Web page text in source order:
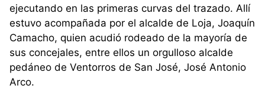
ejecutando en las primeras curvas del trazado. Allí
estuvo acompañada por el alcalde de Loja, Joaquín
Camacho, quien acudió rodeado de la mayoría de
sus concejales, entre ellos un orgulloso alcalde
pedáneo de Ventorros de San José, José Antonio
Arco.